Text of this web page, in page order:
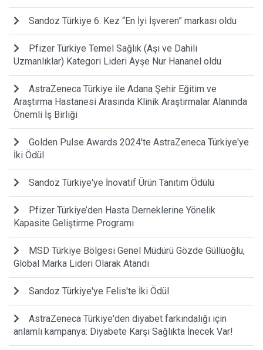
Sandoz Türkiye 6. Kez “En İyi İşveren” markası oldu
Pfizer Türkiye Temel Sağlık (Aşı ve Dahili
Uzmanlıklar) Kategori Lideri Ayşe Nur Hananel oldu
AstraZeneca Türkiye ile Adana Şehir Eğitim ve
Araştırma Hastanesi Arasında Klinik Araştırmalar Alanında
Önemli İş Birliği
Golden Pulse Awards 2024'te AstraZeneca Türkiye'ye
İki Ödül
Sandoz Türkiye'ye İnovatif Ürün Tanıtım Ödülü
Pfizer Türkiye’den Hasta Derneklerine Yönelik
Kapasite Geliştirme Programı
MSD Türkiye Bölgesi Genel Müdürü Gözde Güllüoğlu,
Global Marka Lideri Olarak Atandı
Sandoz Türkiye'ye Felis'te İki Ödül
AstraZeneca Türkiye'den diyabet farkındalığı için
anlamlı kampanya: Diyabete Karşı Sağlıkta İnecek Var!